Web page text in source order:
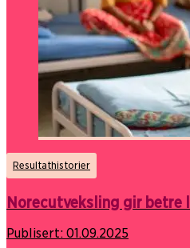
Resultathistorier
Norecutveksling gir betre
Publisert: 01.09.2025